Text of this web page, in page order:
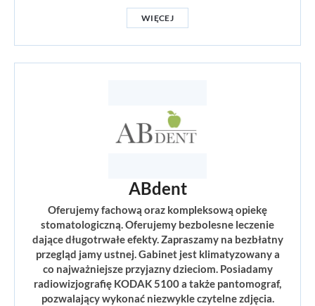
WIĘCEJ
ABdent
Oferujemy fachową oraz kompleksową opiekę
stomatologiczną. Oferujemy bezbolesne leczenie
dające długotrwałe efekty. Zapraszamy na bezbłatny
przegląd jamy ustnej. Gabinet jest klimatyzowany a
co najważniejsze przyjazny dzieciom. Posiadamy
radiowizjografię KODAK 5100 a także pantomograf,
pozwalający wykonać niezwykle czytelne zdjęcia.